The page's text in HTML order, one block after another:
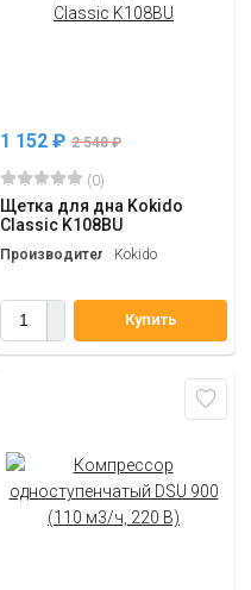
1 152 ₽ 2 548₽
(0)
Щетка для дна Kokido
Classic K108BU
Производитель Kokido
Купить